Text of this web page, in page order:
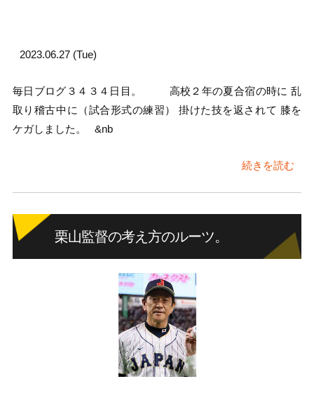
2023.06.27 (Tue)
毎日ブログ３４３４日目。 高校２年の夏合宿の時に 乱
取り稽古中に（試合形式の練習） 掛けた技を返されて 膝を
ケガしました。 &nb
続きを読む
栗山監督の考え方のルーツ。